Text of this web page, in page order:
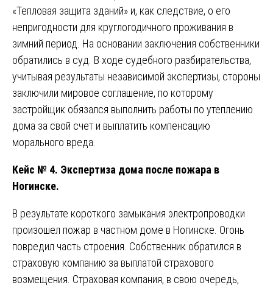
«Тепловая защита зданий» и, как следствие, о его
непригодности для круглогодичного проживания в
зимний период. На основании заключения собственники
обратились в суд. В ходе судебного разбирательства,
учитывая результаты независимой экспертизы, стороны
заключили мировое соглашение, по которому
застройщик обязался выполнить работы по утеплению
дома за свой счет и выплатить компенсацию
морального вреда.
Кейс № 4. Экспертиза дома после пожара в
Ногинске.
В результате короткого замыкания электропроводки
произошел пожар в частном доме в Ногинске. Огонь
повредил часть строения. Собственник обратился в
страховую компанию за выплатой страхового
возмещения. Страховая компания, в свою очередь,